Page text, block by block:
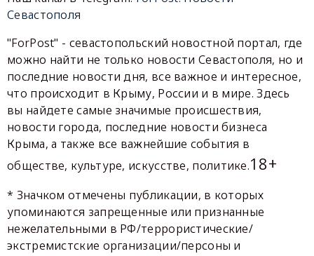
Севастополя
"ForPost" - севастопольский новостной портал, где
можно найти не только новости Севастополя, но и
последние новости дня, все важное и интересное,
что происходит в Крыму, России и в мире. Здесь
вы найдете самые значимые происшествия,
новости города, последние новости бизнеса
Крыма, а также все важнейшие события в
обществе, культуре, искусстве, политике.18+
* Значком отмечены публикации, в которых
упоминаются запрещенные или признанные
нежелательными в РФ/террористические/
экстремистские организации/персоны и